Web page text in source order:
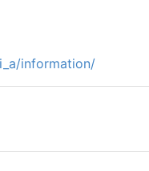
information/